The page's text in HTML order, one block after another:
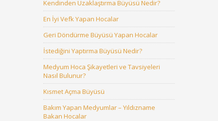
Kendinden Uzaklaştırma Büyüsü Nedir?
En İyi Vefk Yapan Hocalar
Geri Döndürme Büyüsü Yapan Hocalar
İstediğini Yaptırma Büyüsü Nedir?
Medyum Hoca Şikayetleri ve Tavsiyeleri
Nasıl Bulunur?
Kısmet Açma Büyüsü
Bakım Yapan Medyumlar – Yıldızname
Bakan Hocalar